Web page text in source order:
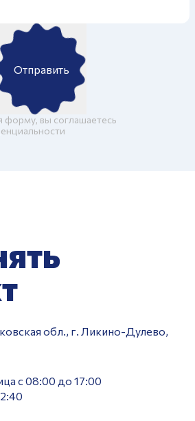
Отправить
форму, вы соглашаетесь
обл., г. Ликино-Дулево,
с 08:00 до 17:00